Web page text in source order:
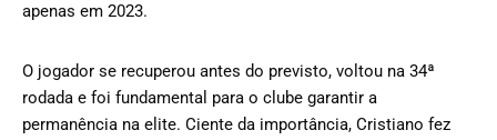
apenas em 2023.
O jogador se recuperou antes do previsto, voltou na 34ª
rodada e foi fundamental para o clube garantir a
permanência na elite. Ciente da importância, Cristiano fez